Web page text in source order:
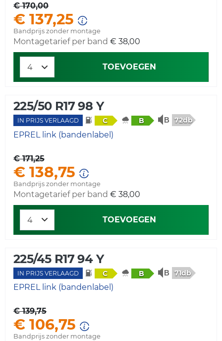
€ 170,00
€ 137,25
Bandprijs zonder montage
Montagetarief per band € 38,00
TOEVOEGEN
225/50 R17 98 Y
IN PRIJS VERLAAGD C B 72db
EPREL link (bandenlabel)
€ 171,25
€ 138,75
Bandprijs zonder montage
Montagetarief per band € 38,00
TOEVOEGEN
225/45 R17 94 Y
IN PRIJS VERLAAGD C B 71db
EPREL link (bandenlabel)
€ 139,75
€ 106,75
Bandprijs zonder montage